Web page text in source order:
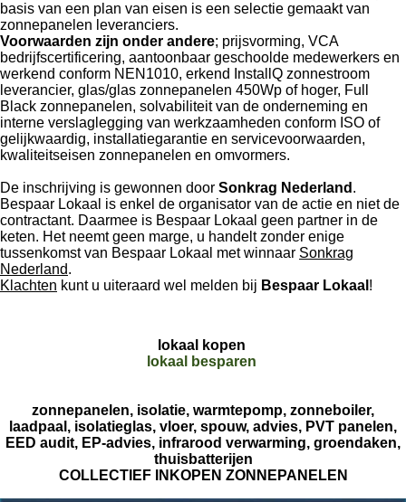
basis van een plan van eisen is een selectie gemaakt van
zonnepanelen leveranciers.
Voorwaarden zijn onder andere; prijsvorming, VCA
bedrijfscertificering, aantoonbaar geschoolde medewerkers en
werkend conform NEN1010, erkend InstallQ zonnestroom
leverancier, glas/glas zonnepanelen 450Wp of hoger, Full
Black zonnepanelen, solvabiliteit van de onderneming en
interne verslaglegging van werkzaamheden conform ISO of
gelijkwaardig, installatiegarantie en servicevoorwaarden,
kwaliteitseisen zonnepanelen en omvormers.
De inschrijving is gewonnen door Sonkrag Nederland .
Bespaar Lokaal is enkel de organisator van de actie en niet de
contractant. Daarmee is Bespaar Lokaal geen partner in de
keten. Het neemt geen marge, u handelt zonder enige
tussenkomst van Bespaar Lokaal met winnaar Sonkrag
Nederland.
Klachten kunt u uiteraard wel melden bij Bespaar Lokaal !
lokaal kopen
lokaal besparen
zonnepanelen, isolatie, warmtepomp, zonneboiler,
laadpaal, isolatieglas, vloer, spouw, advies, PVT panelen,
EED audit, EP-advies, infrarood verwarming, groendaken,
thuisbatterijen
COLLECTIEF INKOPEN ZONNEPANELEN